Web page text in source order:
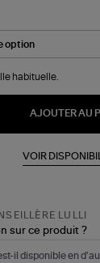
habituelle.
AJOUTER AU
VOIR
LULLI
sur ce produit ?
est-il disponible en